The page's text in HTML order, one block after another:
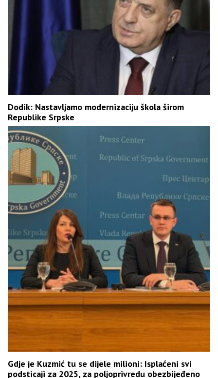
Dodik: Nastavljamo modernizaciju škola širom
Republike Srpske
Gdje je Kuzmić tu se dijele milioni: Isplaćeni svi
podsticaji za 2025, za poljoprivredu obezbijeđeno